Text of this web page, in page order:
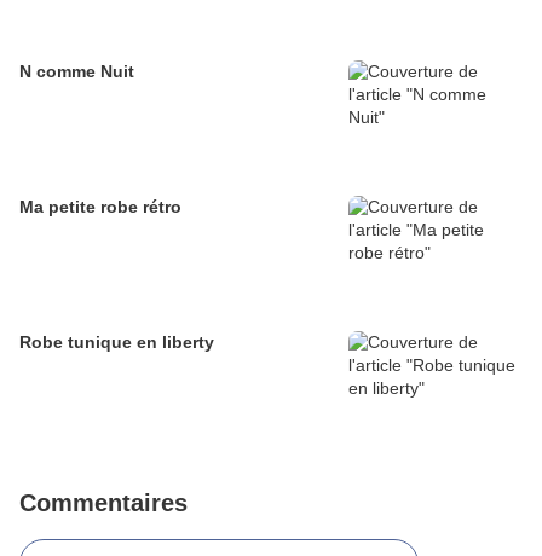
N comme Nuit
Ma petite robe rétro
Robe tunique en liberty
Commentaires